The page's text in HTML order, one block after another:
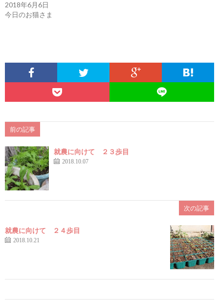
2018年6月6日
今日のお猫さま
前の記事
就農に向けて ２３歩目
2018.10.07
次の記事
就農に向けて ２４歩目
2018.10.21